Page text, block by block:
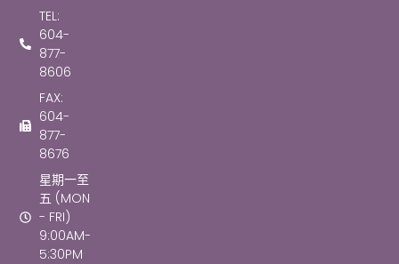
TEL:
604-
877-
8606
FAX:
604-
877-
8676
星期一至
五 (MON
- FRI)
9:00AM-
5:30PM